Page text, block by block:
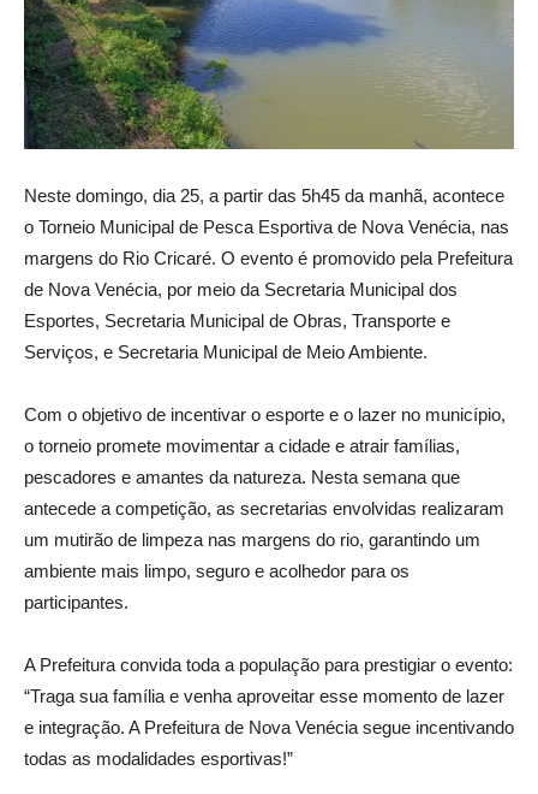
Neste domingo, dia 25, a partir das 5h45 da manhã, acontece
o Torneio Municipal de Pesca Esportiva de Nova Venécia, nas
margens do Rio Cricaré. O evento é promovido pela Prefeitura
de Nova Venécia, por meio da Secretaria Municipal dos
Esportes, Secretaria Municipal de Obras, Transporte e
Serviços, e Secretaria Municipal de Meio Ambiente.
Com o objetivo de incentivar o esporte e o lazer no município,
o torneio promete movimentar a cidade e atrair famílias,
pescadores e amantes da natureza. Nesta semana que
antecede a competição, as secretarias envolvidas realizaram
um mutirão de limpeza nas margens do rio, garantindo um
ambiente mais limpo, seguro e acolhedor para os
participantes.
A Prefeitura convida toda a população para prestigiar o evento:
“Traga sua família e venha aproveitar esse momento de lazer
e integração. A Prefeitura de Nova Venécia segue incentivando
todas as modalidades esportivas!”